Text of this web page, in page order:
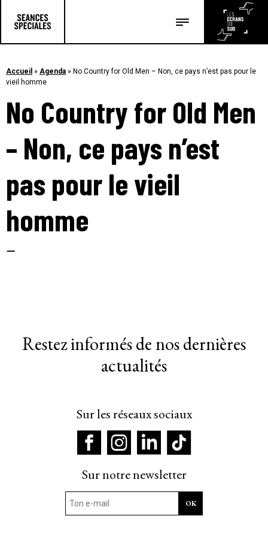
Accueil » Agenda » No Country for Old Men – Non, ce pays n’est pas pour le
vieil homme
No Country for Old Men
– Non, ce pays n’est
pas pour le vieil
homme
–
Restez informés de nos dernières
actualités
Sur les réseaux sociaux
Sur notre newsletter